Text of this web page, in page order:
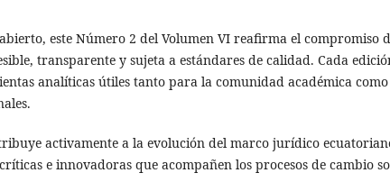
este Número 2 del Volumen VI reafirma el compromiso
transparente y sujeta a estándares de calidad. Cada
analíticas útiles tanto para la comunidad académica
activamente a la evolución del marco jurídico
e innovadoras que acompañen los procesos de cambio